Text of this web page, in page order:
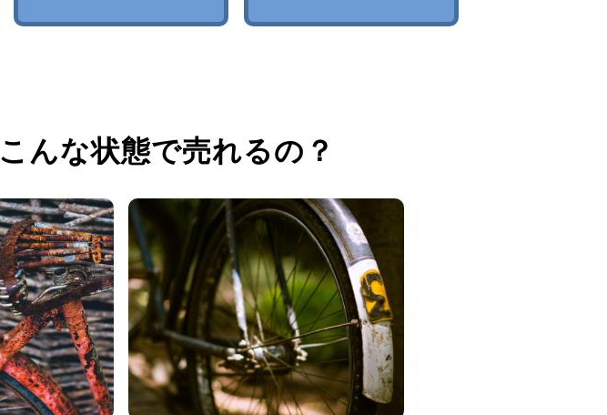
こんな状態で売れるの？